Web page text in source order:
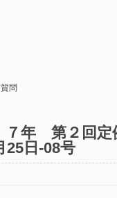
問
年 第２回定
25日-08号